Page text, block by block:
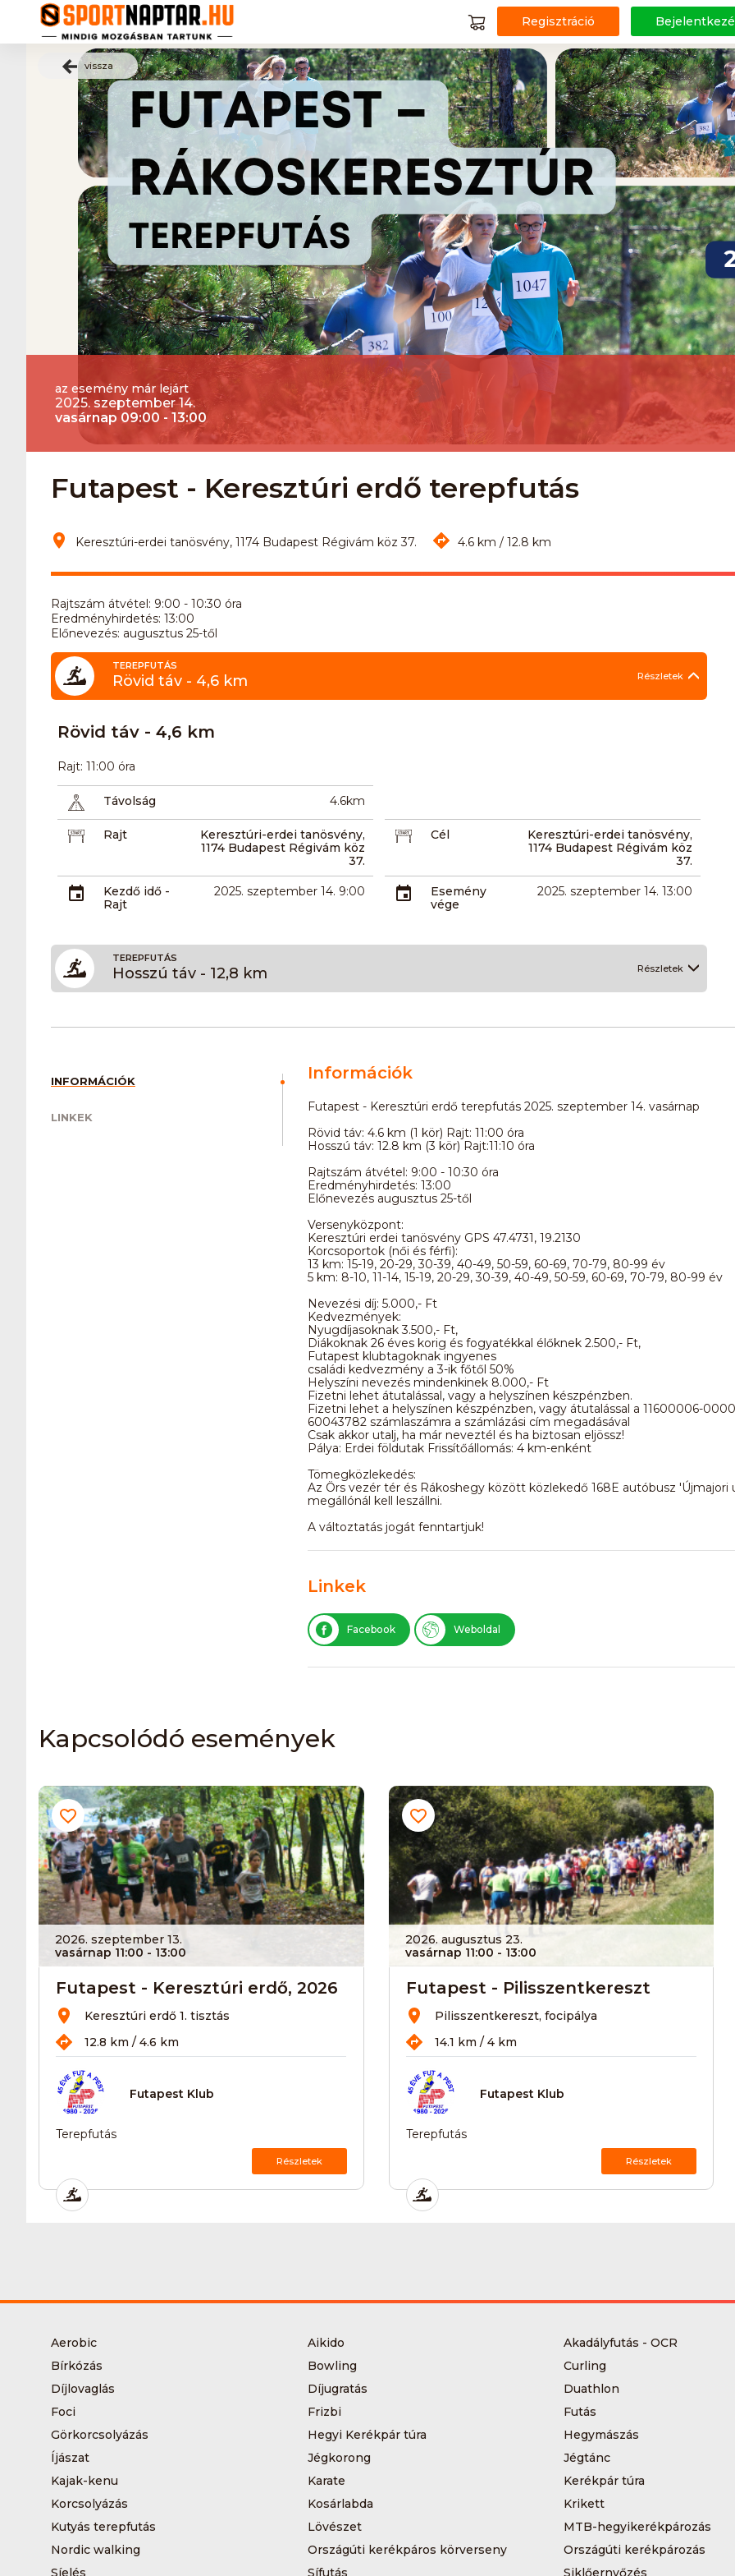
Regisztráció
vissza
az esemény már lejárt
2025. szeptember 14.
vasárnap 09:00 - 13:00
Futapest - Keresztúri erdő terepfutás
Keresztúri-erdei tanösvény, 1174 Budapest Régivám köz 37. 4.6 km / 12.8 km
Rajtszám átvétel: 9:00 - 10:30 óra
Eredményhirdetés: 13:00
Előnevezés: augusztus 25-től
TEREPFUTÁS
Rövid táv - 4,6 km Részletek
Rövid táv - 4,6 km
Rajt: 11:00 óra
Távolság 4.6km
Rajt
Keresztúri-erdei tanösvény,
1174 Budapest Régivám köz
37.
Cél
Keresztúri-erdei tanösvény,
1174 Budapest Régivám köz
37.
Kezdő idő -
Rajt
2025. szeptember 14. 9:00
Esemény
vége
2025. szeptember 14. 13:00
TEREPFUTÁS
Hosszú táv - 12,8 km Részletek
INFORMÁCIÓK
LINKEK
Információk
Futapest - Keresztúri erdő terepfutás 2025. szeptember 14. vasárnap
Rövid táv: 4.6 km (1 kör) Rajt: 11:00 óra
Hosszú táv: 12.8 km (3 kör) Rajt:11:10 óra
Rajtszám átvétel: 9:00 - 10:30 óra
Eredményhirdetés: 13:00
Előnevezés augusztus 25-től
Versenyközpont:
Keresztúri erdei tanösvény GPS 47.4731, 19.2130
Korcsoportok (női és férfi):
13 km: 15-19, 20-29, 30-39, 40-49, 50-59, 60-69, 70-79, 80-99 év
5 km: 8-10, 11-14, 15-19, 20-29, 30-39, 40-49, 50-59, 60-69, 70-79, 80-99 év
Nevezési díj: 5.000,- Ft
Kedvezmények:
Nyugdíjasoknak 3.500,- Ft,
Diákoknak 26 éves korig és fogyatékkal élőknek 2.500,- Ft,
Futapest klubtagoknak ingyenes
családi kedvezmény a 3-ik főtől 50%
Helyszíni nevezés mindenkinek 8.000,- Ft
Fizetni lehet átutalással, vagy a helyszínen készpénzben.
Fizetni lehet a helyszínen készpénzben, vagy átutalással a 11600006-
60043782 számlaszámra a számlázási cím megadásával
Csak akkor utalj, ha már neveztél és ha biztosan eljössz!
Pálya: Erdei földutak Frissítőállomás: 4 km-enként
Tömegközlekedés:
Az Örs vezér tér és Rákoshegy között közlekedő 168E autóbusz 'Újmajori
megállónál kell leszállni.
A változtatás jogát fenntartjuk!
Linkek
Facebook Weboldal
Kapcsolódó események
2026. szeptember 13.
vasárnap 11:00 - 13:00
Futapest - Keresztúri erdő, 2026
Keresztúri erdő 1. tisztás
12.8 km / 4.6 km
Futapest Klub
Terepfutás
Részletek
2026. augusztus 23.
vasárnap 11:00 - 13:00
Futapest - Pilisszentkereszt
Pilisszentkereszt, focipálya
14.1 km / 4 km
Futapest Klub
Terepfutás
Részletek
Aerobic Aikido Akadályfutás - OCR
Bírkózás
Bowling Curling
Díjlovaglás
Díjugratás Duathlon
Foci
Frizbi Futás
Görkorcsolyázás
Hegyi Kerékpár túra Hegymászás
Íjászat
Jégkorong Jégtánc
Kajak-kenu
Karate Kerékpár túra
Korcsolyázás
Kosárlabda Krikett
Kutyás terepfutás
Lövészet MTB-hegyikerékpározás
Nordic walking
Országúti kerékpáros körverseny Országúti kerékpározás
Síelés
Sífutás Siklőernyőzés